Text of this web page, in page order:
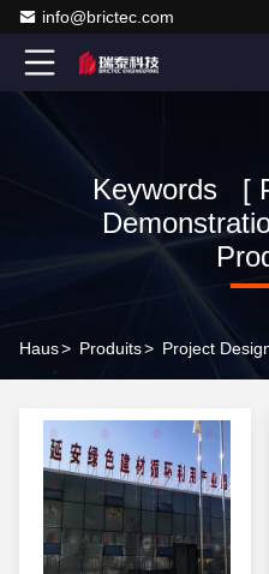
info@brictec.com
Keywords [
Haus> Produits>